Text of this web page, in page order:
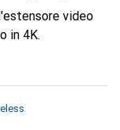
video
in 4K.